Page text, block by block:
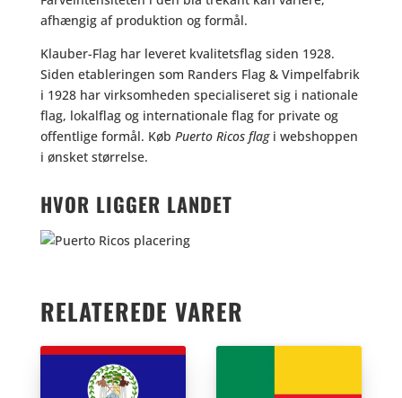
afhængig af produktion og formål.
Klauber-Flag har leveret kvalitetsflag siden 1928.
Siden etableringen som Randers Flag & Vimpelfabrik
i 1928 har virksomheden specialiseret sig i nationale
flag, lokalflag og internationale flag for private og
offentlige formål. Køb Puerto Ricos flagi webshoppen
i ønsket størrelse.
HVOR LIGGER LANDET
RELATEREDE VARER